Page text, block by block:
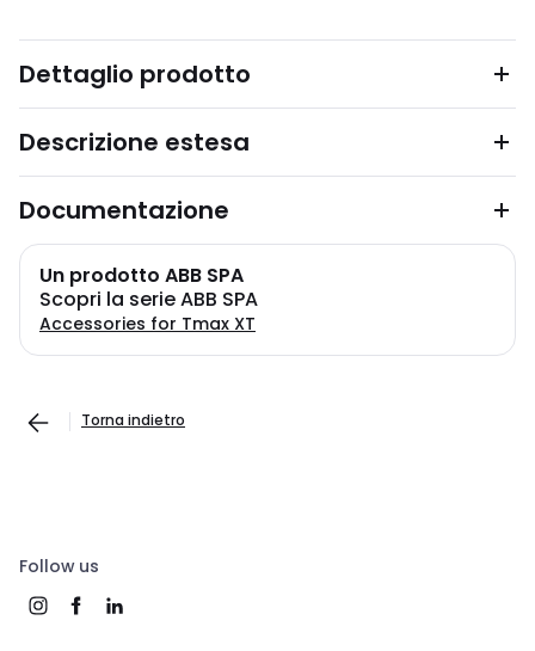
Dettaglio prodotto
Descrizione estesa
Documentazione
Un prodotto ABB SPA
Scopri la serie ABB SPA
Accessories for Tmax XT
Torna indietro
Follow us